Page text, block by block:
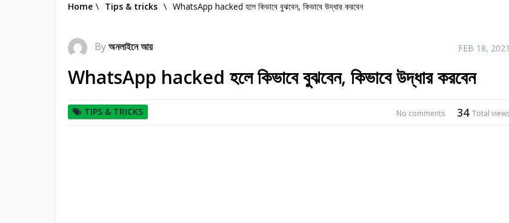
Home \ Tips & tricks \ WhatsApp hacked হলে কিভাবে বুঝবেন, কিভাবে উদ্ধার করবেন
Byঅনলাইনে আয় FEB 18, 2021
WhatsApp hacked হলে কিভাবে বুঝবেন, কিভাবে উদ্ধার করবেন
TIPS & TRICKS 34 Total
No comments